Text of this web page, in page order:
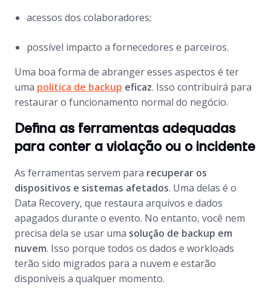
acessos dos colaboradores;
possível impacto a fornecedores e parceiros.
Uma boa forma de abranger esses aspectos é ter
uma política de backup eficaz. Isso contribuirá para
restaurar o funcionamento normal do negócio.
Defina as ferramentas adequadas
para conter a violação ou o incidente
As ferramentas servem para recuperar os
dispositivos e sistemas afetados. Uma delas é o
Data Recovery, que restaura arquivos e dados
apagados durante o evento. No entanto, você nem
precisa dela se usar uma solução de backup em
nuvem. Isso porque todos os dados e workloads
terão sido migrados para a nuvem e estarão
disponíveis a qualquer momento.